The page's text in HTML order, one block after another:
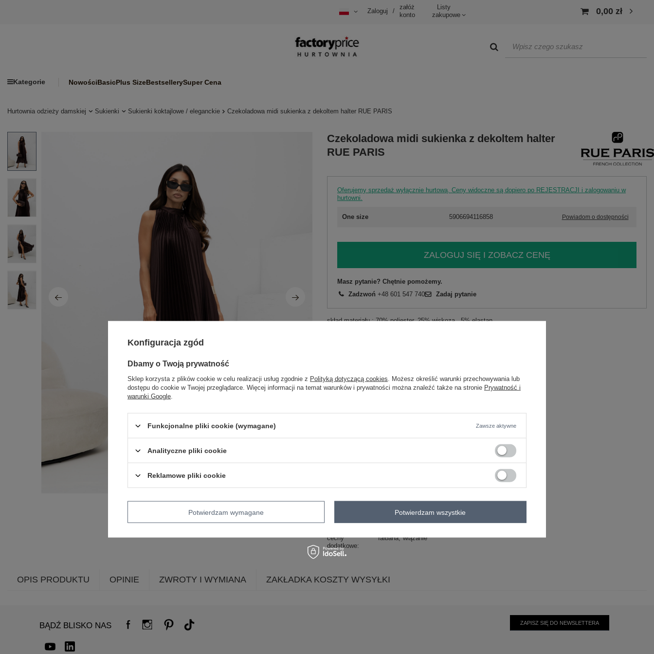
Zaloguj /
załóż
konto
Listy
zakupowe
0,00 zł
Kategorie NowościBasicPlus SizeBestsellerySuper Cena
Hurtownia odzieży damskiej Sukienki Sukienki koktajlowe / eleganckie Czekoladowa midi sukienka z dekoltem halter RUE PARIS
Czekoladowa midi sukienka z dekoltem halter
RUE PARIS
Oferujemy sprzedaż wyłącznie hurtową. Ceny widoczne są dopiero po REJESTRACJI i zalogowaniu w
hurtowni.
One size 5906694116858 Powiadom o dostępności
ZALOGUJ SIĘ I ZOBACZ CENĘ
Masz pytanie? Chętnie pomożemy.
Zadzwoń +48 601 547 740 Zadaj pytanie
skład materiału : 70% poliester, 25% wiskoza , 5% elastan
skład materiału
70% poliester 25% wiskoza 5% elastan
dekolt
okrągły
wiązanie
sposób prania
pranie w pralce w 30°C
cechy
dodatkowe
falbana wiązanie
OPIS PRODUKTU OPINIE ZWROTY I WYMIANA ZAKŁADKA KOSZTY WYSYŁKI
BĄDŹ BLISKO NAS ZAPISZ SIĘ DO NEWSLETTERA
Konfiguracja zgód
Dbamy o Twoją prywatność
Sklep korzysta z plików cookie w celu realizacji usług zgodnie z Polityką dotyczącą cookies . Możesz określić warunki przechowywania lub
dostępu do cookie w Twojej przeglądarce. Więcej informacji na temat warunków i prywatności można znaleźć także na stronie Prywatność i
warunki Google
Funkcjonalne pliki cookie (wymagane) Zawsze aktywne
Analityczne pliki cookie
Reklamowe pliki cookie
Potwierdzam wymagane Potwierdzam wszystkie